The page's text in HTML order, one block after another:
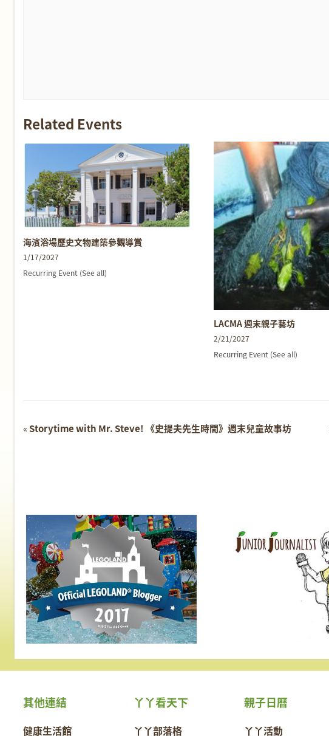
Related Events
海濱浴場歷史文物建築參觀導賞
1/17/2027
Recurring Event (See all)
LACMA 週末親子藝坊
2/21/2027
Recurring Event (See all)
Event
Navigation
«Storytime with Mr. Steve! 《史提夫先生時間》週末兒童故事坊
其他連結
健康生活館
丫丫看天下
丫丫部落格
親子日曆
丫丫活動